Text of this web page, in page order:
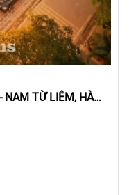
HỒ, HÀ NỘI